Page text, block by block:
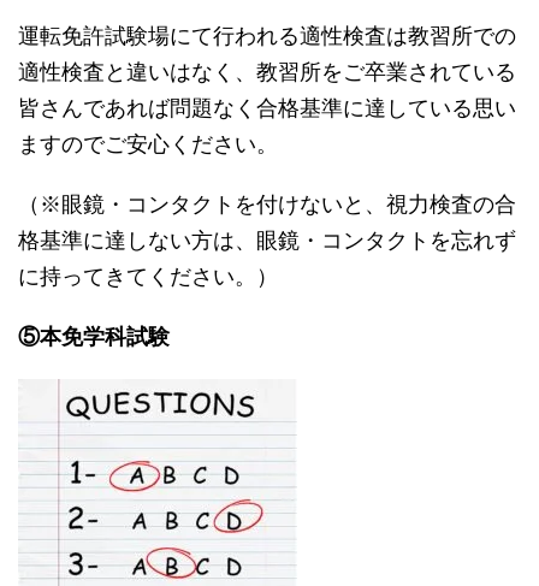
運転免許試験場にて行われる適性検査は教習所での
適性検査と違いはなく、教習所をご卒業されている
皆さんであれば問題なく合格基準に達している思い
ますのでご安心ください。
（※眼鏡・コンタクトを付けないと、視力検査の合
格基準に達しない方は、眼鏡・コンタクトを忘れず
に持ってきてください。）
⑤本免学科試験